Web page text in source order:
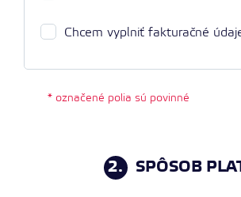
Chcem vyplniť fakturačné
* označené polia sú povinné
2. SPÔSOB